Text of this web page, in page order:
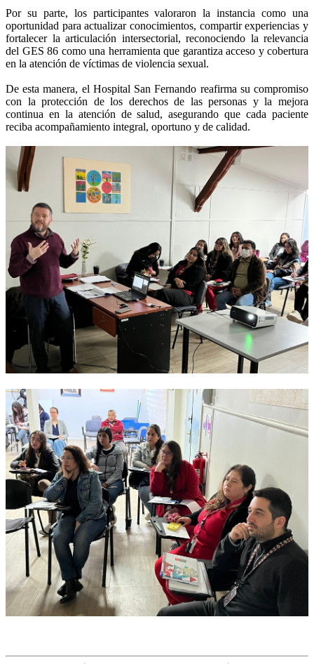
Por su parte, los participantes valoraron la instancia como una
oportunidad para actualizar conocimientos, compartir experiencias y
fortalecer la articulación intersectorial, reconociendo la relevancia
del GES 86 como una herramienta que garantiza acceso y cobertura
en la atención de víctimas de violencia sexual.
De esta manera, el Hospital San Fernando reafirma su compromiso
con la protección de los derechos de las personas y la mejora
continua en la atención de salud, asegurando que cada paciente
reciba acompañamiento integral, oportuno y de calidad.